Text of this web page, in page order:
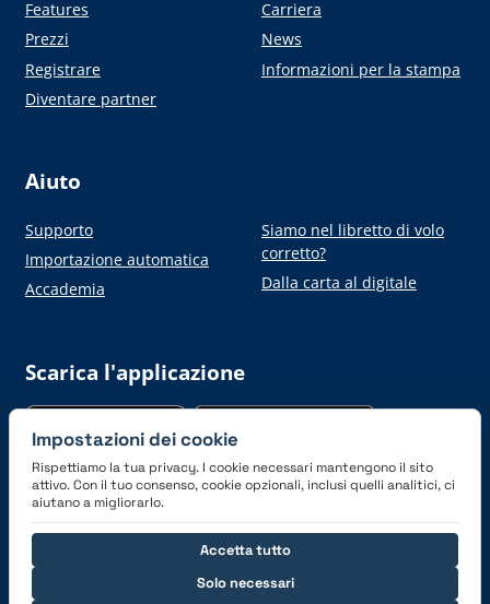
Features
Prezzi
Registrare
Diventare partner
Carriera
News
Informazioni per la stampa
Aiuto
Supporto
Importazione automatica
Accademia
Siamo nel libretto di volo
corretto?
Dalla carta al digitale
Scarica l'applicazione
Connettiti con noi
Impostazioni dei cookie
Rispettiamo la tua privacy. I cookie necessari mantengono il sito
attivo. Con il tuo consenso, cookie opzionali, inclusi quelli analitici, ci
aiutano a migliorarlo.
Solo necessari
Accetta tutto